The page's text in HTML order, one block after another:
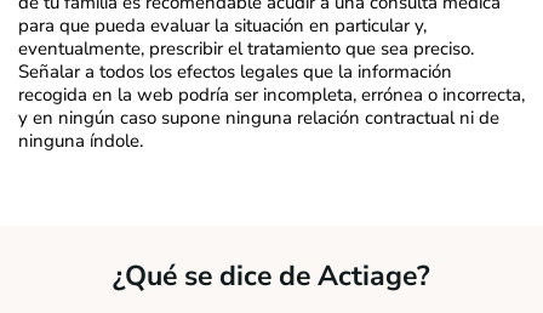
para que pueda evaluar la situación en particular y,
eventualmente, prescribir el tratamiento que sea preciso.
Señalar a todos los efectos legales que la información
recogida en la web podría ser incompleta, errónea o incorrecta,
y en ningún caso supone ninguna relación contractual ni de
ninguna índole.
¿Qué se dice de Actiage?